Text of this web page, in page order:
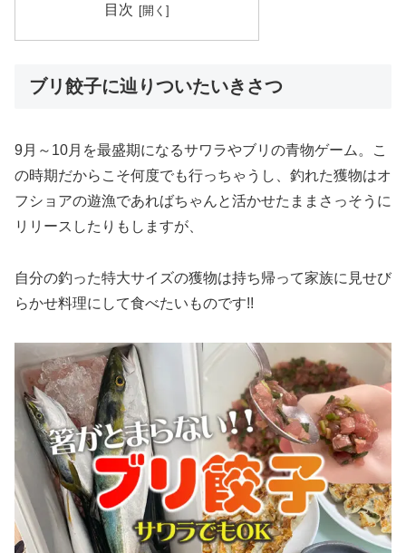
目次
ブリ餃子に辿りついたいきさつ
9月～10月を最盛期になるサワラやブリの青物ゲーム。こ
の時期だからこそ何度でも行っちゃうし、釣れた獲物はオ
フショアの遊漁であればちゃんと活かせたままさっそうに
リリースしたりもしますが、
自分の釣った特大サイズの獲物は持ち帰って家族に見せび
らかせ料理にして食べたいものです!!